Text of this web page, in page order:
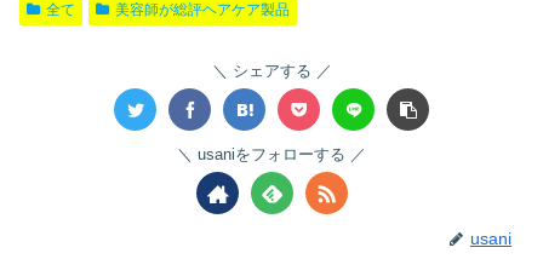
全て 美容師が総評ヘアケア製品
シェアする
usaniをフォローする
usani